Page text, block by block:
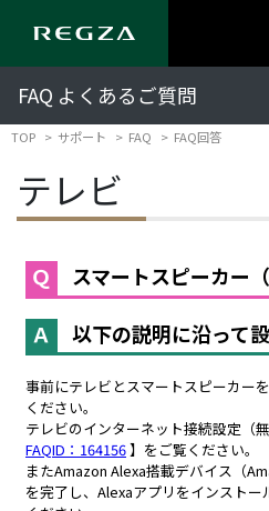
FAQ よくあるご質問
TOP サポート FAQ FAQ回答
テレビ